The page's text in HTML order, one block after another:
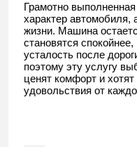
Грамотно
характер автомобиля,
жизни. Машина
становятся
усталость после
поэтому эту услугу
ценят комфорт и
удовольствия от